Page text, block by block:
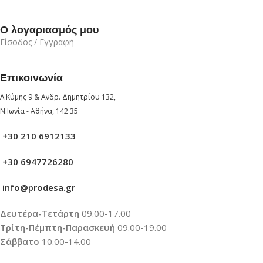
Ο λογαριασμός μου
Είσοδος / Εγγραφή
Επικοινωνία
Λ.Κύμης 9 & Ανδρ. Δημητρίου 132,
Ν.Ιωνία - Αθήνα, 142 35
+30 210 6912133
+30 6947726280
info@prodesa.gr
Δευτέρα-Τετάρτη 09.00-17.00
Τρίτη-Πέμπτη-Παρασκευή 09.00-19.00
Σάββατο 10.00-14.00